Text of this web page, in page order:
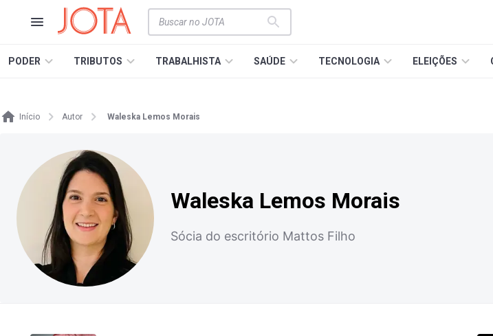
PODER TRIBUTOS TRABALHISTA SAÚDE TECNOLOGIA ELEIÇÕES
Início Autor Waleska Lemos Morais
Waleska Lemos Morais
Sócia do escritório Mattos Filho